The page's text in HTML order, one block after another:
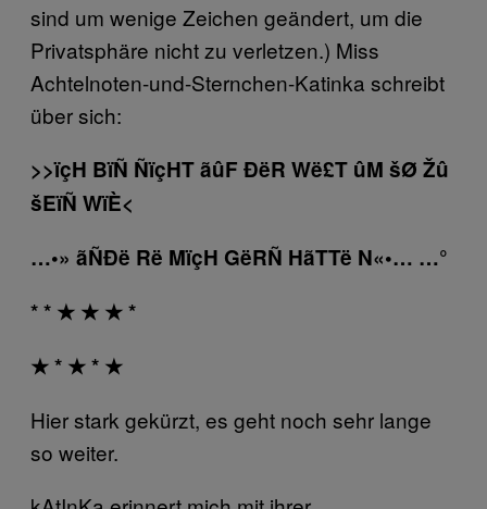
sind um wenige Zeichen geändert, um die
Privatsphäre nicht zu verletzen.) Miss
Achtelnoten-und-Sternchen-Katinka schreibt
über sich:
>>ïçH BïÑ ÑïçHT ãûF ÐëR Wë£T ûM šØ Žû
šEïÑ WïÈ<
…•» ãÑÐë Rë MïçH GëRÑ HãTTë N«•… …°
* * ★ ★ ★ *
★ * ★ * ★
Hier stark gekürzt, es geht noch sehr lange
so weiter.